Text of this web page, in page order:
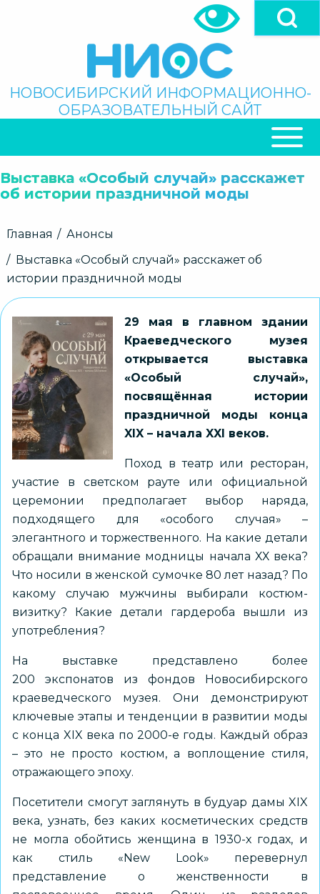
Поиск
НОВОСИБИРСКИЙ ИНФОРМАЦИОННО-
ОБРАЗОВАТЕЛЬНЫЙ САЙТ
НАВИГАЦИЯ
Выставка «Особый случай» расскажет
об истории праздничной моды
Строка
Главная
Анонсы
Выставка «Особый случай» расскажет об
истории праздничной моды
29 мая в главном здании
Краеведческого музея
открывается выставка
«Особый случай»,
посвящённая истории
праздничной моды конца
XIX – начала XXI веков.
Поход в театр или ресторан,
участие в светском рауте или официальной
церемонии предполагает выбор наряда,
подходящего для «особого случая» –
элегантного и торжественного. На какие детали
обращали внимание модницы начала ХХ века?
Что носили в женской сумочке 80 лет назад? По
какому случаю мужчины выбирали костюм-
визитку? Какие детали гардероба вышли из
употребления?
На выставке представлено более
200 экспонатов из фондов Новосибирского
краеведческого музея. Они демонстрируют
ключевые этапы и тенденции в развитии моды
с конца XIX века по 2000-е годы. Каждый образ
– это не просто костюм, а воплощение стиля,
отражающего эпоху.
Посетители смогут заглянуть в будуар дамы XIX
века, узнать, без каких косметических средств
не могла обойтись женщина в 1930-х годах, и
как стиль «New Look» перевернул
представление о женственности в